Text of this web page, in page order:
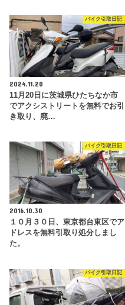
バイク引取日記
2024.11.20
11月20日に茨城県ひたちなか市
でアクシストリートを無料でお引
き取り、廃…
バイク引取日記
2016.10.30
１０月３０日、東京都台東区でア
ドレスを無料引取り処分しまし
た。
バイク引取日記